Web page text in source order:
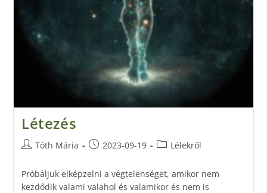
Létezés
Tóth Mária 2023-09-19 Lélekről
Próbáljuk elképzelni a végtelenséget, amikor nem
kezdődik valami valahol és valamikor és nem is